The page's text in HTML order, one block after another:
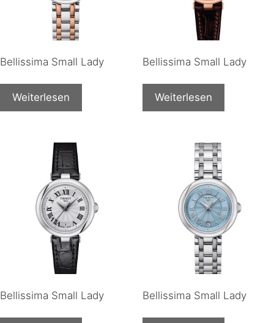
Bellissima Small Lady
Weiterlesen
Bellissima Small Lady
Weiterlesen
Bellissima Small Lady Bellissima Small Lady